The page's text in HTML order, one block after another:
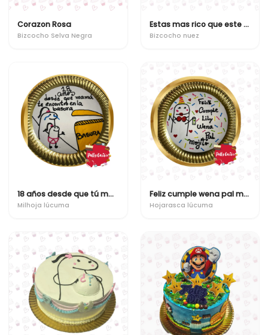
Corazon Rosa
Bizcocho Selva Negra
Estas mas rico que este bizcocho
Bizcocho nuez
18 años desde que tú mamá te econtro en la basura
Milhoja lúcuma
Feliz cumple wena pal mojito
Hojarasca lúcuma